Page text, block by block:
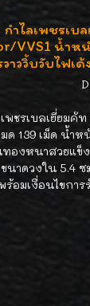
กำไลเพชรเบ
VVS1 น้ำห
าววิ้บวับไฟเ
พชรเบลเยี่ยมคั
ด 139 เม็ด น้ำห
ทองหนาสวยแข็
นาดวงใน 5.4 ซ
ร้อมเงื่อนไขกา